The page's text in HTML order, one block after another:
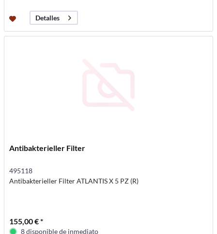
Detalles
Antibakterieller Filter
495118
Antibakterieller Filter ATLANTIS X 5 PZ (R)
155,00 € *
8 disponible de inmediato